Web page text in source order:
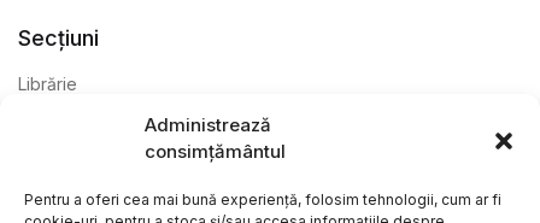
Administrează
consimțământul
Pentru a oferi cea mai bună experiență, folosim tehnologii, cum ar fi
Secțiuni
Librărie